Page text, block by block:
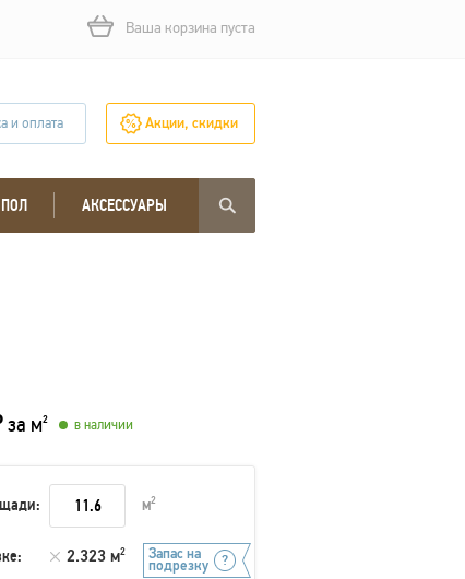
Ваша корзина пуста
и оплата Акции, скидки
АКСЕССУАРЫ
за м2 в наличии
м2
2.323 м2 Запас на
подрезку